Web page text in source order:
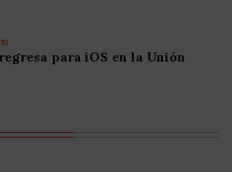
para iOS en la Unión